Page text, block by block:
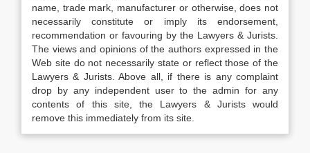
name, trade mark, manufacturer or otherwise, does not
necessarily constitute or imply its endorsement,
recommendation or favouring by the Lawyers & Jurists.
The views and opinions of the authors expressed in the
Web site do not necessarily state or reflect those of the
Lawyers & Jurists. Above all, if there is any complaint
drop by any independent user to the admin for any
contents of this site, the Lawyers & Jurists would
remove this immediately from its site.